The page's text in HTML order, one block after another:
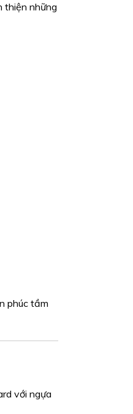
thiện những
phúc tầm
với ngựa